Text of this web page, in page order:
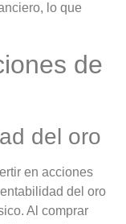
lo que
de
del oro
en acciones
del oro
Al comprar